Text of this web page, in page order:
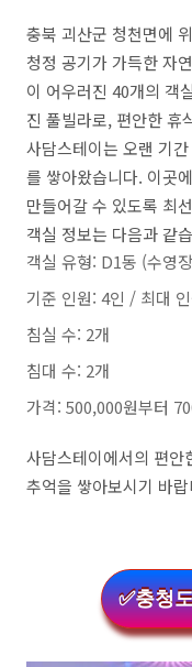
충북 괴산군 청천면에
청정 공기가 가득한 자
이 어우러진 40개의 객
진 풀빌라로, 편안한 휴
사담스테이는 오랜 기
를 쌓아왔습니다. 이곳
만들어갈 수 있도록 최
객실 정보는 다음과 같
객실 유형: D1동 (수영
기준 인원: 4인 / 최대
침실 수: 2개
침대 수: 2개
가격: 500,000원부터
사담스테이에서의 편안
추억을 쌓아보시기 바
✅충청